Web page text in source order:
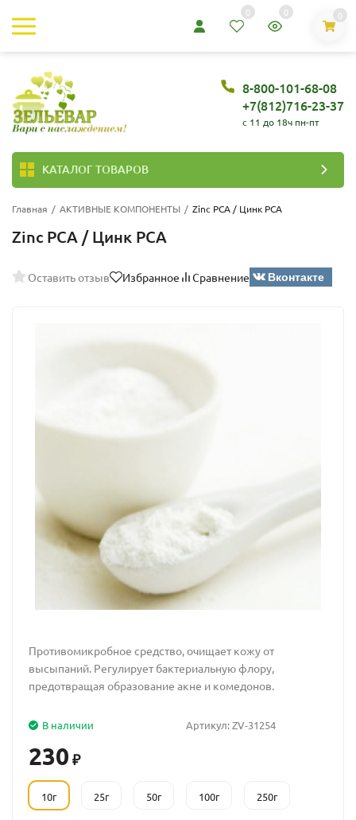
0 0 0
8-800-101-68-08
+7(812)716-23-37
c 11 до 18ч пн-пт
КАТАЛОГ ТОВАРОВ
Главная / АКТИВНЫЕ КОМПОНЕНТЫ / Zinc PCA / Цинк PCA
Zinc PCA / Цинк PCA
Оставить отзыв Избранное Сравнение Вконтакте
Противомикробное средство, очищает кожу от
высыпаний. Регулирует бактериальную флору,
предотвращая образование акне и комедонов.
Артикул:ZV-31254
В наличии
230 ₽
10г 25г 50г 100г 250г